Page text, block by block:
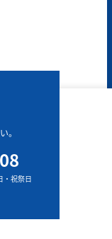
。
・祝祭日